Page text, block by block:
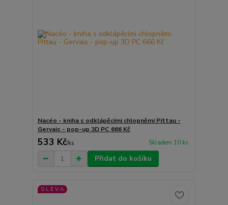
Nacéo - kniha s odklápěcími chlopněmi Pittau -
Gervais - pop-up 3D PC 666 Kč
533 Kč/ks Skladem 10 ks
Přidat do košíku
S L E V A